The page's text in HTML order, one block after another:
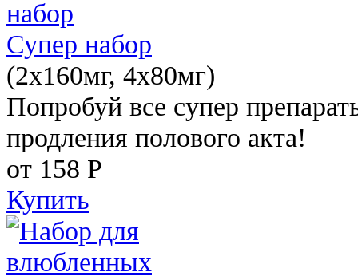
Супер набор
(2х160мг, 4х80мг)
Попробуй все супер
продления полового акта!
от 158 Р
Купить